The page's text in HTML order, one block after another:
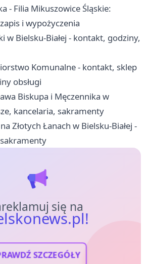
- Filia Mikuszowice Śląskie:
i wypożyczenia
w Bielsku-Białej - kontakt, godziny,
Komunalne - kontakt, sklep
obsługi
Biskupa i Męczennika w
kancelaria, sakramenty
Złotych Łanach w Bielsku-Białej -
się na
SZCZEGÓŁY